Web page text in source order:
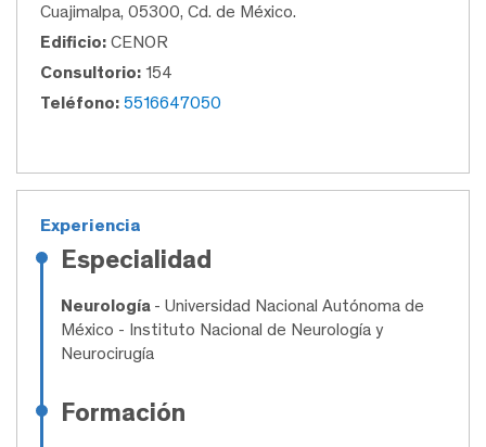
Cuajimalpa, 05300, Cd. de México.
Edificio: CENOR
Consultorio: 154
Teléfono: 5516647050
Experiencia
Especialidad
Neurología - Universidad Nacional Autónoma de
México - Instituto Nacional de Neurología y
Neurocirugía
Formación